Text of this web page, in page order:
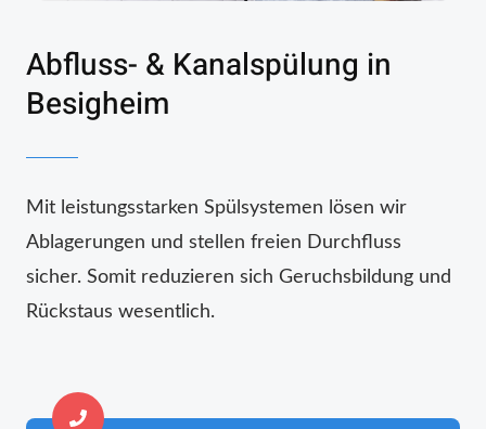
Abfluss- & Kanalspülung in
Besigheim
Mit leistungsstarken Spülsystemen lösen wir
Ablagerungen und stellen freien Durchfluss
sicher. Somit reduzieren sich Geruchsbildung und
Rückstaus wesentlich.